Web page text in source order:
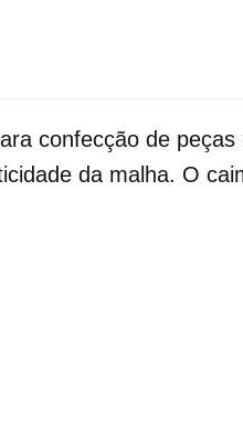
confecção de
da malha. O